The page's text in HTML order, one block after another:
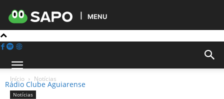
MENU
Rádio Clube Aguiarense
Início Notícias
Notícias